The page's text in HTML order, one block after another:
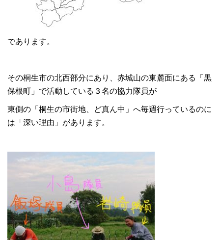
であります。
その桐生市の北西部分にあり、赤城山の東麓面にある「黒
保根町」で活動している３名の協力隊員が
東側の「桐生の市街地、ど真ん中」へ毎週行っているのに
は「深い理由」があります。